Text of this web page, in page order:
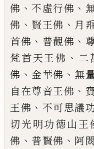
佛 、不虛行佛 、
佛 、 賢王佛 、 月
首佛 、 普觀佛 、
梵首天王佛 、 二
佛 、 金華佛 、 無
自在尊音王佛 、
王佛 、 不可思議
切光明功德山王
佛 、 普賢佛 、 阿